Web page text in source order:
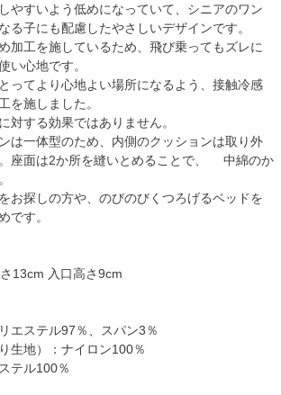
やすいよう低めになっていて、シニアのワン
る子にも配慮したやさしいデザインです。
加工を施しているため、飛び乗ってもズレに
い心地です。
ってより心地よい場所になるよう、接触冷感
を施しました。
対する効果ではありません。
は一体型のため、内側のクッションは取り外
座面は2か所を縫いとめることで、 中綿のか
お探しの方や、のびのびくつろげるベッドを
です。
13cm 入口高さ9cm
エステル97％、スパン3％
生地）：ナイロン100％
テル100％